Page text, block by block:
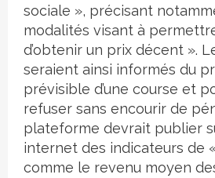
sociale », précisant
modalités visant à
d’obtenir un prix décent ».
seraient ainsi informés du
prévisible d’une course et
refuser sans encourir de
plateforme devrait publier
internet des indicateurs de
comme le revenu moyen